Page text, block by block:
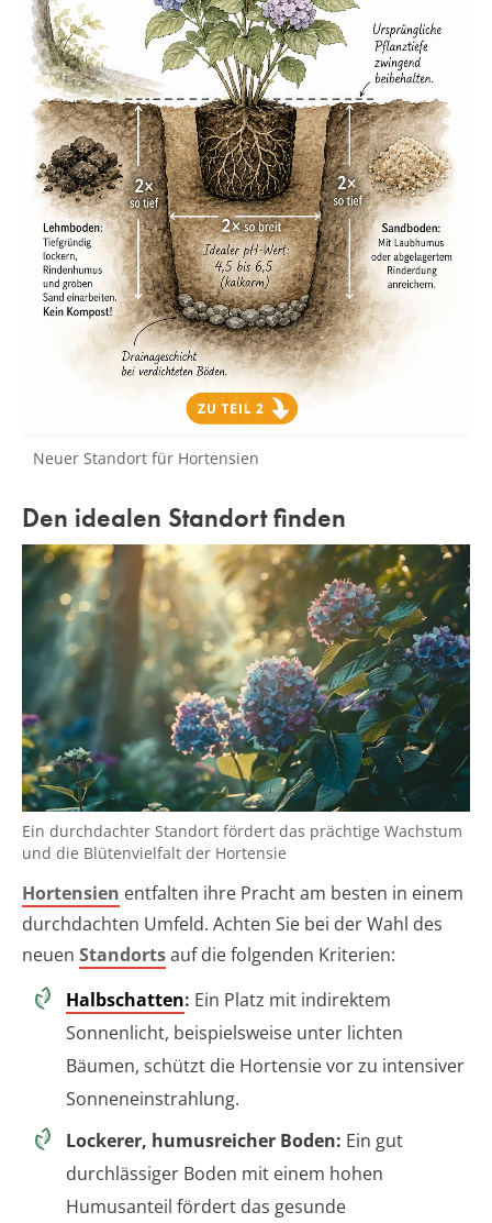
Neuer Standort für Hortensien
Den idealen Standort finden
Ein durchdachter Standort fördert das prächtige Wachstum
und die Blütenvielfalt der Hortensie
Hortensien entfalten ihre Pracht am besten in einem
durchdachten Umfeld. Achten Sie bei der Wahl des
neuen Standortsauf die folgenden Kriterien:
Halbschatten: Ein Platz mit indirektem
Sonnenlicht, beispielsweise unter lichten
Bäumen, schützt die Hortensie vor zu intensiver
Sonneneinstrahlung.
Lockerer, humusreicher Boden: Ein gut
durchlässiger Boden mit einem hohen
Humusanteil fördert das gesunde